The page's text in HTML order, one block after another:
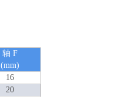
轴 F
(mm)
16
20